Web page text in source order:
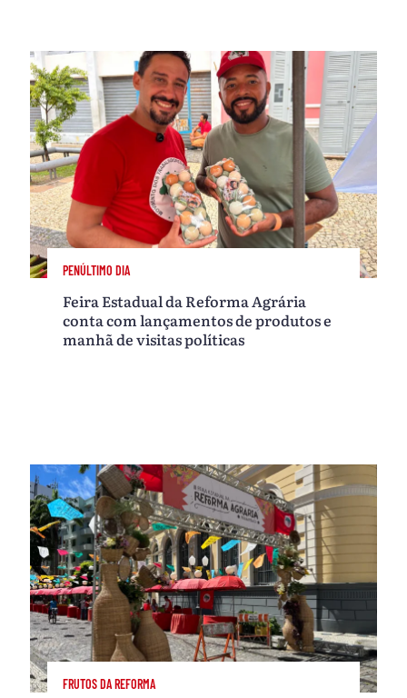
PENÚLTIMO DIA
Feira Estadual da Reforma Agrária
conta com lançamentos de produtos e
manhã de visitas políticas
FRUTOS DA REFORMA